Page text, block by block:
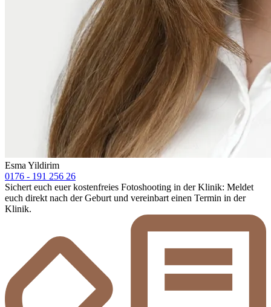
Esma Yildirim
0176 - 191 256 26
Sichert euch euer kostenfreies Fotoshooting in der Klinik: Meldet
euch direkt nach der Geburt und vereinbart einen Termin in der
Klinik.